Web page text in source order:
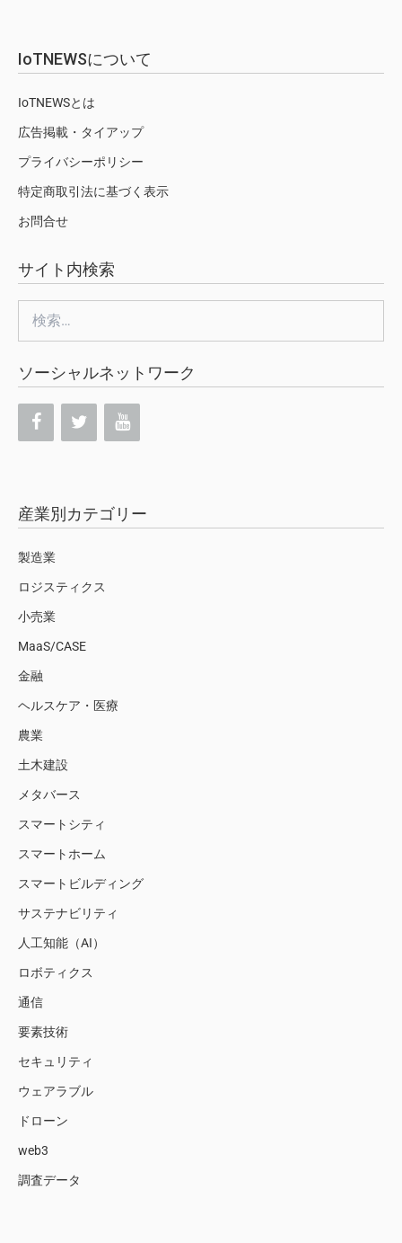
IoTNEWSについて
IoTNEWSとは
広告掲載・タイアップ
プライバシーポリシー
特定商取引法に基づく表示
お問合せ
サイト内検索
索:
ソーシャルネットワーク
産業別カテゴリー
製造業
ロジスティクス
小売業
MaaS/CASE
金融
ヘルスケア・医療
農業
土木建設
メタバース
スマートシティ
スマートホーム
スマートビルディング
サステナビリティ
人工知能（AI）
ロボティクス
通信
要素技術
セキュリティ
ウェアラブル
ドローン
web3
調査データ